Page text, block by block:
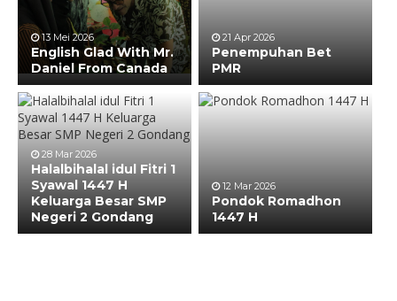
13 Mei 2026
English Glad With Mr.
Daniel From Canada
21 Apr 2026
Penempuhan Bet
PMR
28 Mar 2026
Halalbihalal idul Fitri 1
Syawal 1447 H
Keluarga Besar SMP
Negeri 2 Gondang
12 Mar 2026
Pondok Romadhon
1447 H